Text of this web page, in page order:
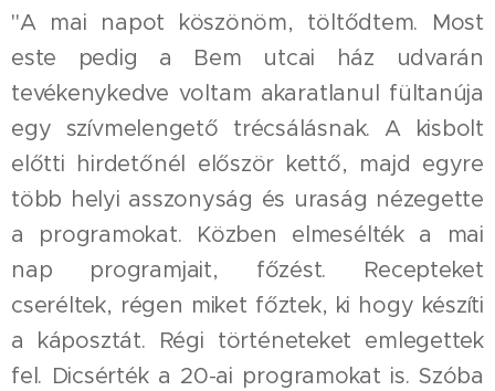
"A mai napot köszönöm, töltődtem. Most
este pedig a Bem utcai ház udvarán
tevékenykedve voltam akaratlanul fültanúja
egy szívmelengető trécsálásnak. A kisbolt
előtti hirdetőnél először kettő, majd egyre
több helyi asszonyság és uraság nézegette
a programokat. Közben elmesélték a mai
nap programjait, főzést. Recepteket
cseréltek, régen miket főztek, ki hogy készíti
a káposztát. Régi történeteket emlegettek
fel. Dicsérték a 20-ai programokat is. Szóba